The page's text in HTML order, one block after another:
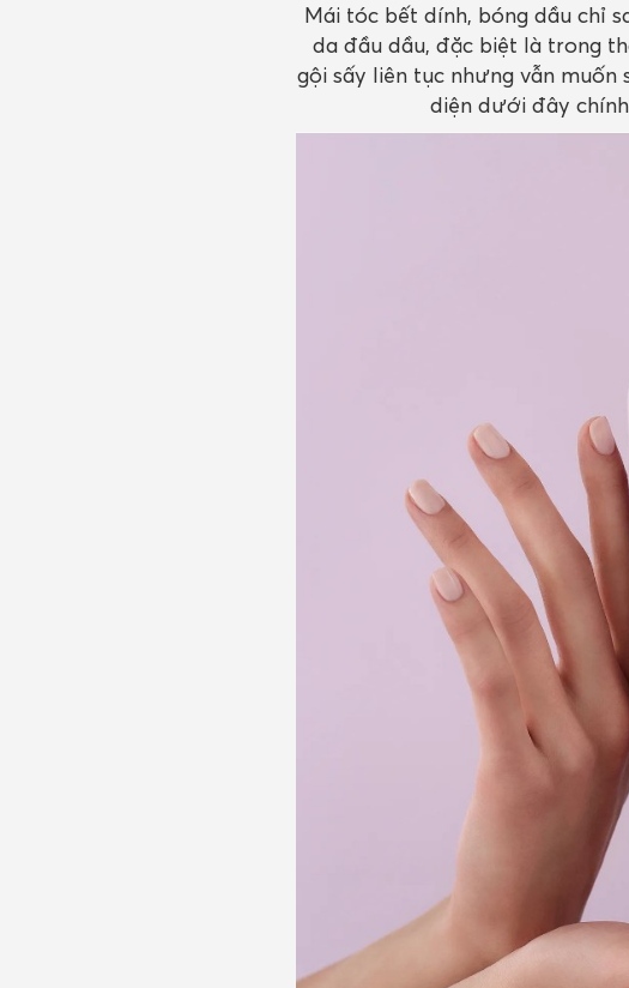
Mái tóc bết dính, bóng dầu chỉ
da đầu dầu, đặc biệt là trong
gội sấy liên tục nhưng vẫn
diện dưới đây